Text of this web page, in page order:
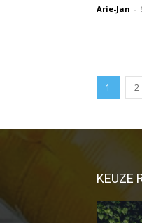
Arie-Jan -
1 2
KEUZE